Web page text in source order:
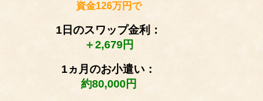
資金126万円で
1日のスワップ金利：
＋2,679円
1ヵ月のお小遣い：
約80,000円